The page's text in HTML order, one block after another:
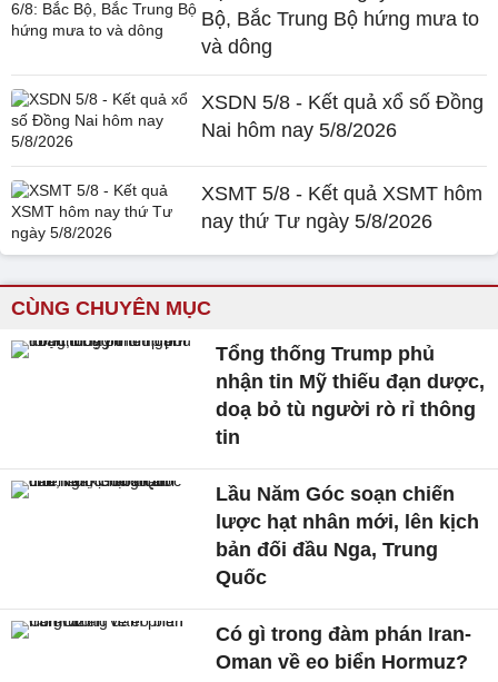
Bộ, Bắc Trung Bộ hứng mưa to
và dông
XSDN 5/8 - Kết quả xổ số Đồng
Nai hôm nay 5/8/2026
XSMT 5/8 - Kết quả XSMT hôm
nay thứ Tư ngày 5/8/2026
CÙNG CHUYÊN MỤC
Tổng thống Trump phủ
nhận tin Mỹ thiếu đạn dược,
doạ bỏ tù người rò rỉ thông
tin
Lầu Năm Góc soạn chiến
lược hạt nhân mới, lên kịch
bản đối đầu Nga, Trung
Quốc
Có gì trong đàm phán Iran-
Oman về eo biển Hormuz?